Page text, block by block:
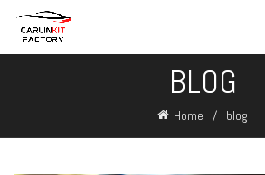
BLOG
Home blog